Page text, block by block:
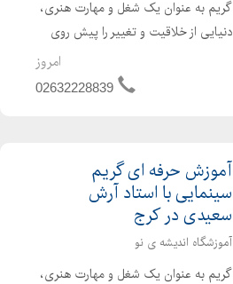
گریم به عنوان یک شغل و مهارت هنری،
دنیایی از خلاقیت و تغییر را پیش روی
هنرمندان قرار میدهد. این حرفه، با ترکیب
دانش رنگ، نور، فرم و آناتومی صورت،
امروز
02632228839
آموزش حرفه ای گریم
سینمایی با استاد آرش
سعیدی در کرج
آموزشگاه اندیشه ی نو
گریم به عنوان یک شغل و مهارت هنری،